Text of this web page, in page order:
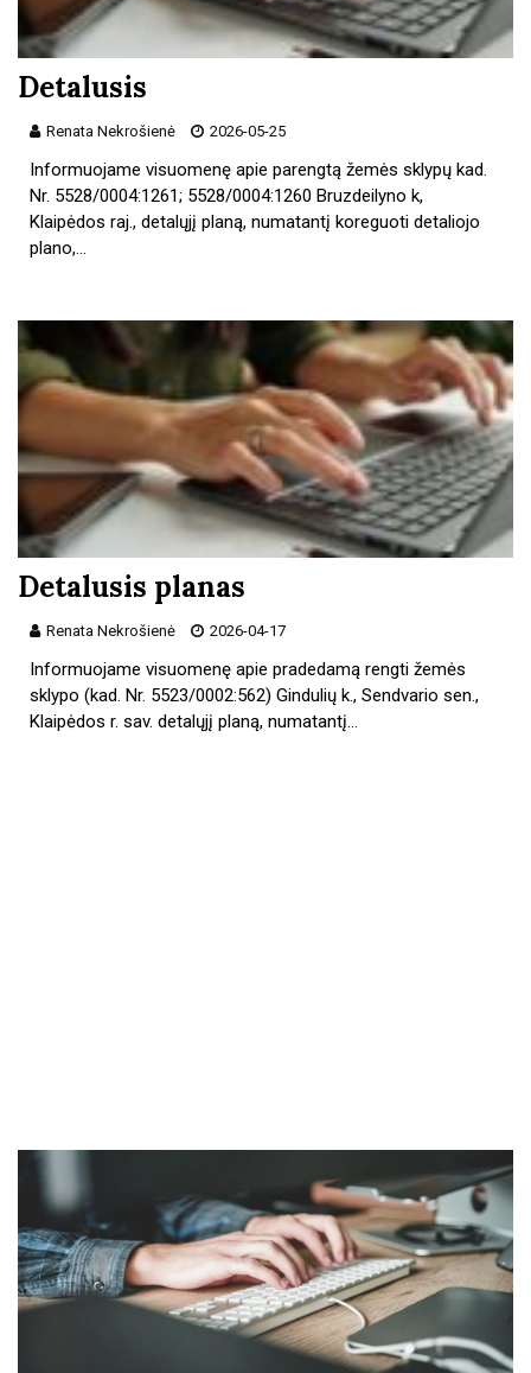
Detalusis
Renata Nekrošienė 2026-05-25
Informuojame visuomenę apie parengtą žemės sklypų kad.
Nr. 5528/0004:1261; 5528/0004:1260 Bruzdeilyno k,
Klaipėdos raj., detalųjį planą, numatantį koreguoti detaliojo
plano,…
Detalusis planas
Renata Nekrošienė 2026-04-17
Informuojame visuomenę apie pradedamą rengti žemės
sklypo (kad. Nr. 5523/0002:562) Gindulių k., Sendvario sen.,
Klaipėdos r. sav. detalųjį planą, numatantį…